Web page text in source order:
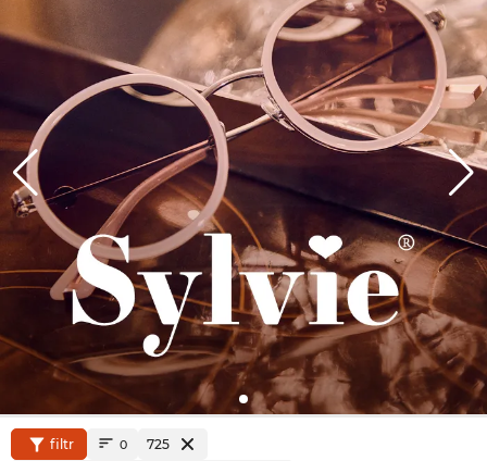
filtr 0 725